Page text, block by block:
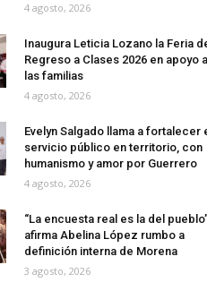
4 agosto, 2026
Inaugura Leticia Lozano la Feria
Regreso a Clases 2026 en apoyo a
las familias
4 agosto, 2026
Evelyn Salgado llama a fortalecer
servicio público en territorio, con
humanismo y amor por Guerrero
4 agosto, 2026
“La encuesta real es la del
afirma Abelina López rumbo a
definición interna de Morena
3 agosto, 2026